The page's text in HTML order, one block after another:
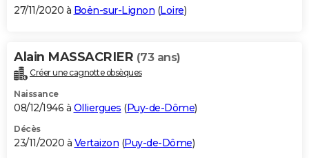
27/11/2020 à Boën-sur-Lignon (Loire)
Alain MASSACRIER (73 ans)
Créer une cagnotte obsèques
Naissance
08/12/1946 à Olliergues (Puy-de-Dôme)
Décès
23/11/2020 à Vertaizon (Puy-de-Dôme)